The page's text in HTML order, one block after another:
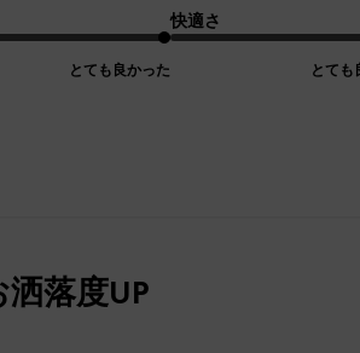
とても良かった
快適さ
とても
落度UP